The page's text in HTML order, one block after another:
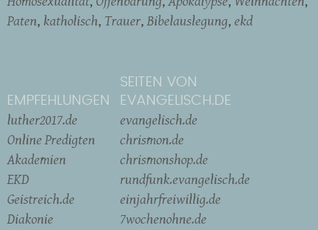
Paten katholisch Trauer Bibelauslegung ekd
EMPFEHLUNGEN
luther2017.de
Online Predigten
Akademien
EKD
Geistreich.de
Diakonie
SEITEN VON
EVANGELISCH.DE
evangelisch.de
chrismon.de
chrismonshop.de
rundfunk.evangelisch.de
einjahrfreiwillig.de
7wochenohne.de